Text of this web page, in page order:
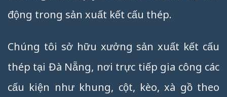
động trong sản xuất kết cấu thép.
Chúng tôi sở hữu xưởng sản xuất kết cấu
thép tại Đà Nẵng, nơi trực tiếp gia công các
cấu kiện như khung, cột, kèo, xà gồ theo